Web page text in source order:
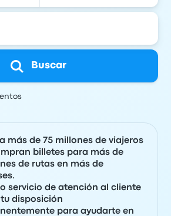
Buscar
más de 75 millones de viajeros
billetes para más de
de rutas en más de
servicio de atención al cliente
disposición
para ayudarte en